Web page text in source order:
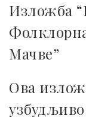
Изложба
Мачве”
Ова